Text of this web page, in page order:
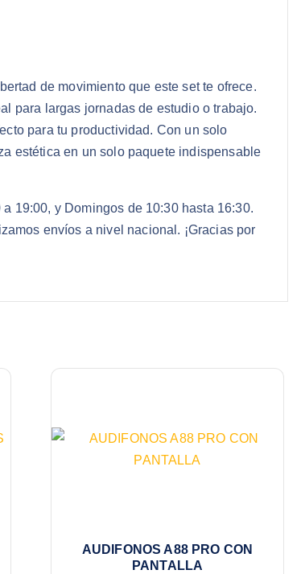
de movimiento que este set te ofrece.
para largas jornadas de estudio o trabajo.
para tu productividad. Con un solo
estética en un solo paquete indispensable
19:00, y Domingos de 10:30 hasta 16:30.
envíos a nivel nacional. ¡Gracias por
AUDIFONOS A88 PRO CON
PANTALLA